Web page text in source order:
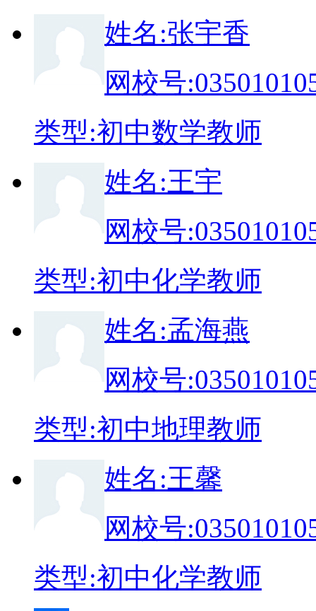
姓名:张宇香
网校号:
类型:初中数学教师
姓名:王宇
网校号:
类型:初中化学教师
姓名:孟海燕
网校号:
类型:初中地理教师
姓名:王馨
网校号:
类型:初中化学教师